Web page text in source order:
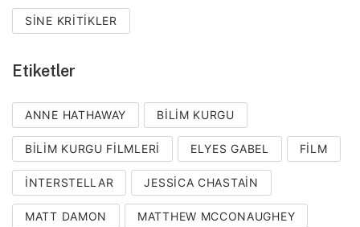
SINE KRITIKLER
Etiketler
ANNE HATHAWAY BILIM KURGU
BILIM KURGU FILMLERI ELYES GABEL FILM
INTERSTELLAR JESSICA CHASTAIN
MATT DAMON MATTHEW MCCONAUGHEY